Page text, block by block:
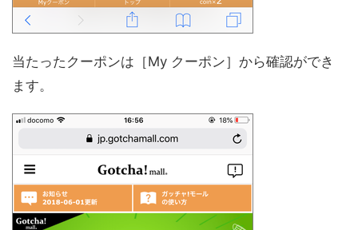
当たったクーポンは［My クーポン］から確認ができ
ます。